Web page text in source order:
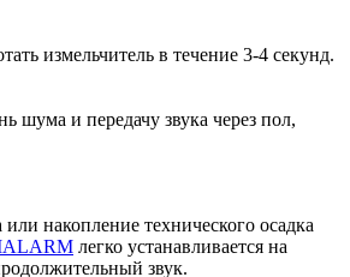
измельчитель в течение 3-4 секунд.
шума и передачу звука через пол,
накопление технического осадка
легко устанавливается на
звук.